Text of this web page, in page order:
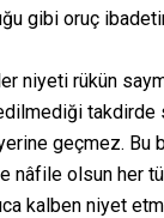
gibi oruç
niyeti rükün
takdirde
geçmez. Bu
nâfile olsun her
kalben niyet